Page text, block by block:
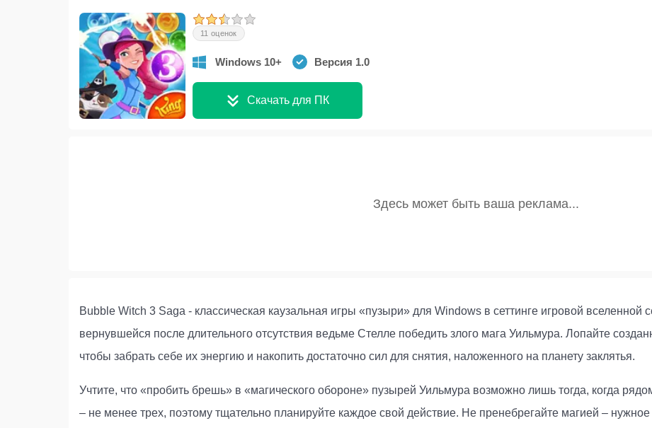
11 оценок
Windows 10+ Версия 1.0
Скачать для ПК
Bubble Witch 3 Saga - классическая каузальная игры «пузыри» для Windows в сеттинге игровой вселенной
вернувшейся после длительного отсутствия ведьме Стелле победить злого мага Уильмура. Лопайте
чтобы забрать себе их энергию и накопить достаточно сил для снятия, наложенного на планету заклятья.
Учтите, что «пробить брешь» в «магического обороне» пузырей Уильмура возможно лишь тогда, когда
– не менее трех, поэтому тщательно планируйте каждое свой действие. Не пренебрегайте магией –